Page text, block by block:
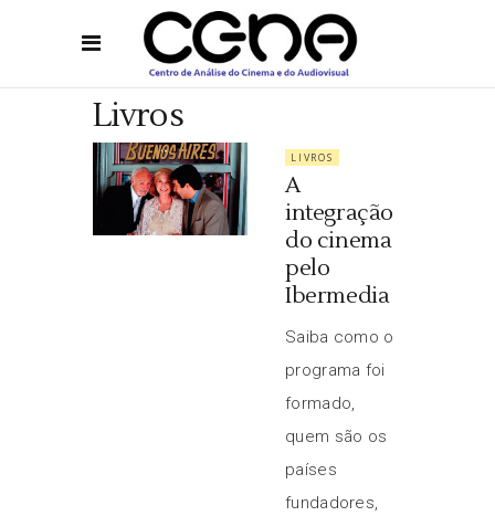
Livros
LIVROS
A
integração
do cinema
pelo
Ibermedia
Saiba como o
programa foi
formado,
quem são os
países
fundadores,